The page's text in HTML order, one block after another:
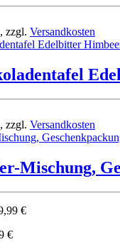
zzgl. Versandkosten
zzgl. Versandkosten
Mischung,
€
€